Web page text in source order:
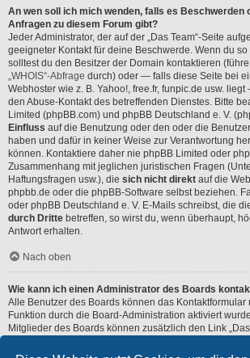
An wen soll ich mich wenden, falls es Beschwerden
Anfragen zu diesem Forum gibt?
Jeder Administrator, der auf der „Das Team“-Seite
geeigneter Kontakt für deine Beschwerde. Wenn du
solltest du den Besitzer der Domain kontaktieren
„WHOIS“-Abfrage durch) oder — falls diese Seite bei
Webhoster wie z. B. Yahoo!, free.fr, funpic.de usw.
den Abuse-Kontakt des betreffenden Dienstes. Bitte
Limited (phpBB.com) und phpBB Deutschland e. V.
Einfluss auf die Benutzung oder den oder die
haben und dafür in keiner Weise zur Verantwortung
können. Kontaktiere daher nie phpBB Limited oder
Zusammenhang mit jeglichen juristischen Fragen
Haftungsfragen usw.), die sich nicht direkt auf die
phpbb.de oder die phpBB-Software selbst beziehen.
oder phpBB Deutschland e. V. E-Mails schreibst, die
durch Dritte betreffen, so wirst du, wenn überhaupt,
Antwort erhalten.
Nach oben
Wie kann ich einen Administrator des Boards
Alle Benutzer des Boards können das Kontaktformular
Funktion durch die Board-Administration aktiviert
Mitglieder des Boards können zusätzlich den Link
Nach oben